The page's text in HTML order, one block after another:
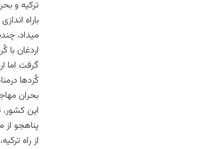
ترکیه و
باراه
میداد،
اردغان
گرفت اما
کُردها
بحران
پناهجو
از راه